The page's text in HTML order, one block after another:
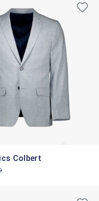
Colbert